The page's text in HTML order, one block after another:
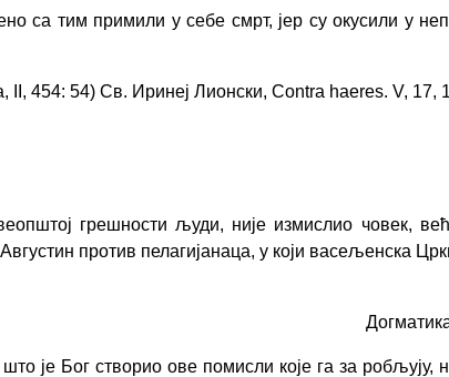
са тим примили у себе смрт, јер су окусили у
II, 454: 54) Св. Иринеј Лионски, Contra haeres. V,
грешности људи, није измислио човек,
против пелагијанаца, у који васељенска
је Бог створио ове помисли које га за робљују,